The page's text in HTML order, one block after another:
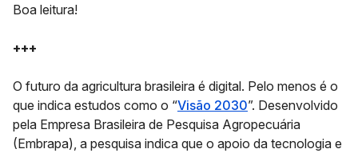
Boa leitura!
+++
O futuro da agricultura brasileira é digital. Pelo menos é o
que indica estudos como o “Visão 2030”. Desenvolvido
pela Empresa Brasileira de Pesquisa Agropecuária
(Embrapa), a pesquisa indica que o apoio da tecnologia e